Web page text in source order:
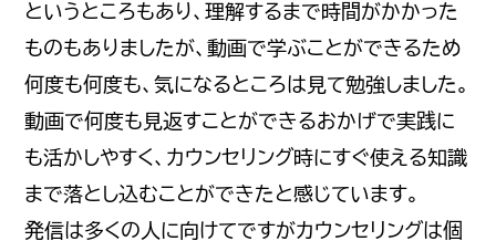
というところもあり、理解するまで時間がかかった
ものもありましたが、動画で学ぶことができるため
何度も何度も、気になるところは見て勉強しました。
動画で何度も見返すことができるおかげで実践に
も活かしやすく、カウンセリング時にすぐ使える知識
まで落とし込むことができたと感じています。
発信は多くの人に向けてですがカウンセリングは個